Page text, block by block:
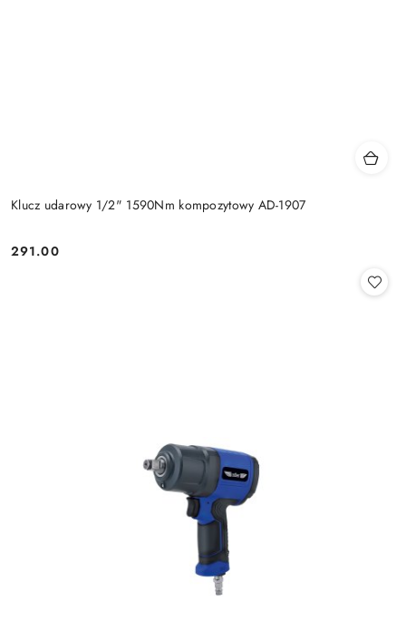
Klucz udarowy 1/2" 1590Nm kompozytowy AD-1907
Cena:
291.00